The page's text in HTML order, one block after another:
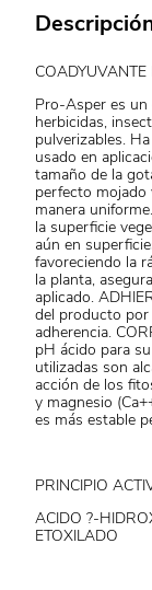
Pro-Asper es un
herbicidas,
pulverizables.
usado en
tamaño de la
perfecto
manera
la superficie
aún en
favoreciendo la
la planta,
aplicado.
del producto por
adherencia.
pH ácido para
utilizadas son
acción de los
y magnesio
es más estable
PRINCIPIO
ACIDO ?-
ETOXILADO